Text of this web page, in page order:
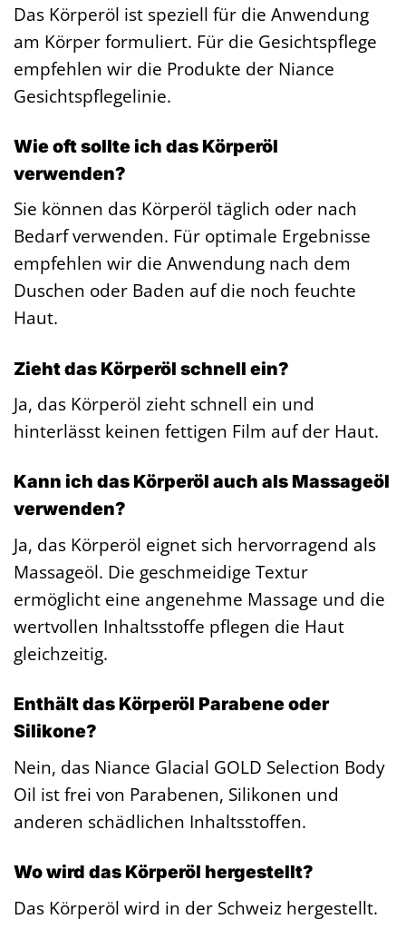
Das Körperöl ist speziell für die Anwendung
am Körper formuliert. Für die Gesichtspflege
empfehlen wir die Produkte der Niance
Gesichtspflegelinie.
Wie oft sollte ich das Körperöl
verwenden?
Sie können das Körperöl täglich oder nach
Bedarf verwenden. Für optimale Ergebnisse
empfehlen wir die Anwendung nach dem
Duschen oder Baden auf die noch feuchte
Haut.
Zieht das Körperöl schnell ein?
Ja, das Körperöl zieht schnell ein und
hinterlässt keinen fettigen Film auf der Haut.
Kann ich das Körperöl auch als Massageöl
verwenden?
Ja, das Körperöl eignet sich hervorragend als
Massageöl. Die geschmeidige Textur
ermöglicht eine angenehme Massage und die
wertvollen Inhaltsstoffe pflegen die Haut
gleichzeitig.
Enthält das Körperöl Parabene oder
Silikone?
Nein, das Niance Glacial GOLD Selection Body
Oil ist frei von Parabenen, Silikonen und
anderen schädlichen Inhaltsstoffen.
Wo wird das Körperöl hergestellt?
Das Körperöl wird in der Schweiz hergestellt.